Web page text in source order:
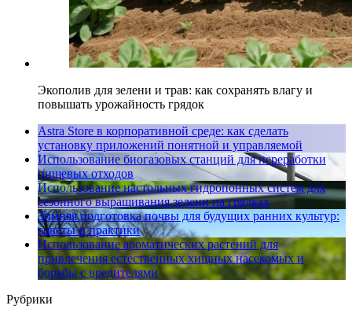
Экополив для зелени и трав: как сохранять влагу и
повышать урожайность грядок
Astra Store в корпоративной среде: как сделать
установку приложений понятной и управляемой
Использование биогазовых станций для переработки
пищевых отходов
Использование настольных гидропонных систем для
сезонного выращивания зелени на грядках
Зимняя подготовка почвы для будущих ранних культур:
советы и практики
Использование ароматических растений для
привлечения естественных хищных насекомых и
борьбы с вредителями
Рубрики